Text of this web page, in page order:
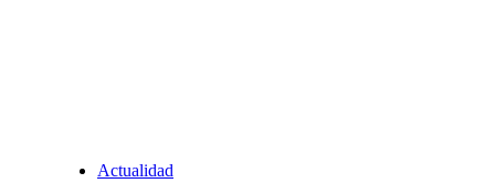
Actualidad